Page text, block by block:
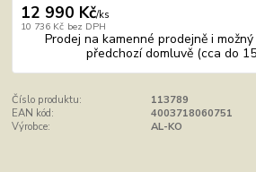
12 990 Kč/ks
10 736 Kč bez DPH
Prodej na kamenné prodejně i
předchozí domluvě (cca do
Číslo produktu:
113789
EAN kód:
4003718060751
Výrobce:
AL-KO